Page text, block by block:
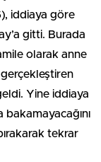
iddiaya göre
gitti. Burada
olarak anne
Yine iddiaya
tekrar